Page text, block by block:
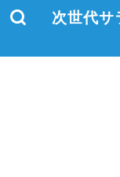
次世代サ